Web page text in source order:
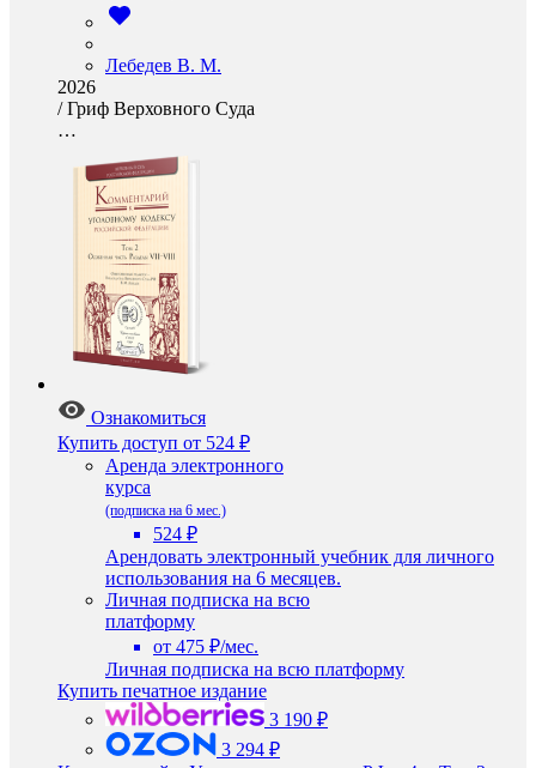
Лебедев В. М.
2026
/Гриф Верховного Суда
…
Ознакомиться
Купить доступ от 524 ₽
Аренда электронного
курса
(подписка на 6 мес.)
524 ₽
Арендовать электронный учебник для личного
использования на 6 месяцев.
Личная подписка на всю
платформу
от 475 ₽/мес.
Личная подписка на всю платформу
Купить печатное издание
3 190 ₽
3 294 ₽